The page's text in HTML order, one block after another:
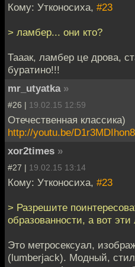
Кому: Утконосиха, #23
> ламбер... они кто?
Тааак, ламбер це дрова,
буратино!!!
mr_utyatka »
#26 | 19.02.15 12:59
Отечественная классика)
http://youtu.be/D1r3MDIhon8
xor2times »
#27 | 19.02.15 13:14
Кому: Утконосиха, #23
> Разрешите
образованности, а вот
Это метросексуал,
(lumberjack). Модный,